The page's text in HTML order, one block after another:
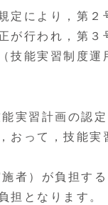
により，第
行われ，第
技能実習制度
実習計画の認
おって，技能
者）が負担す
担となります。